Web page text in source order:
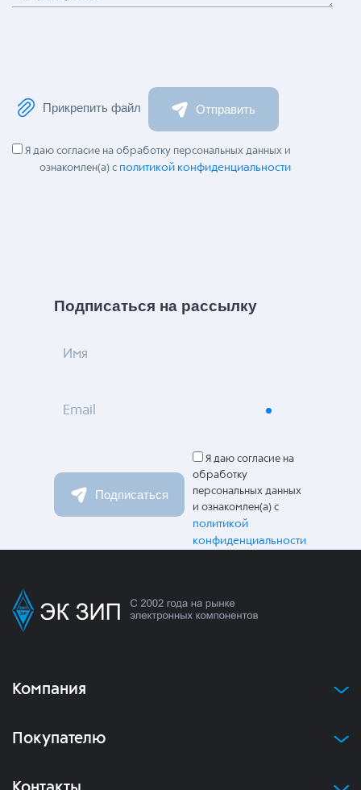
Прикрепить файл Отправить
Я даю согласие на обработку персональных данных и
ознакомлен(а) с политикой конфиденциальности
Подписаться на рассылку
Имя
Email
Подписаться
Я даю согласие на
обработку
персональных данных
и ознакомлен(а) с
политикой
конфиденциальности
Компания
Покупателю